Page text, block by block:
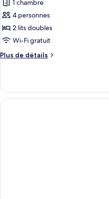
1 chambre
4 personnes
2 lits doubles
Wi-Fi gratuit
Plus de détails
Plus
le
type
de